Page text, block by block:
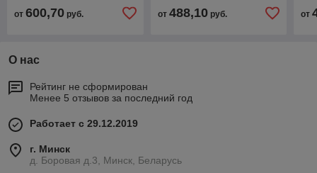
от 600,70 руб. от 488,10руб. от
О нас
Рейтинг не сформирован
Менее 5 отзывов за последний год
Работает с 29.12.2019
г. Минск
д. Боровая д.3, Минск, Беларусь